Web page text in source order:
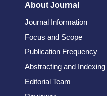
About Journal
Journal Information
Focus and Scope
Publication Frequency
Abstracting and Indexing
Editorial Team